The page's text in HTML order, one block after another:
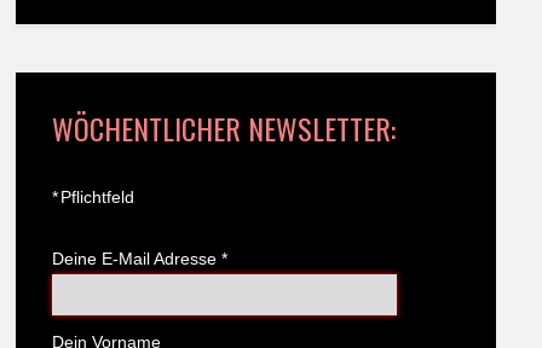
WÖCHENTLICHER NEWSLETTER:
*Pflichtfeld
Deine E-Mail Adresse *
Dein Vorname